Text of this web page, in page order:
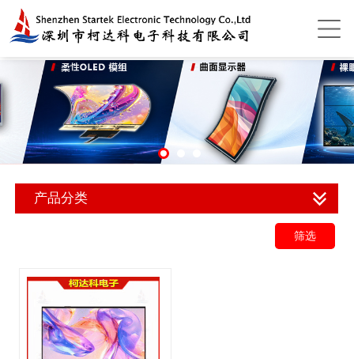
产品分类
筛选